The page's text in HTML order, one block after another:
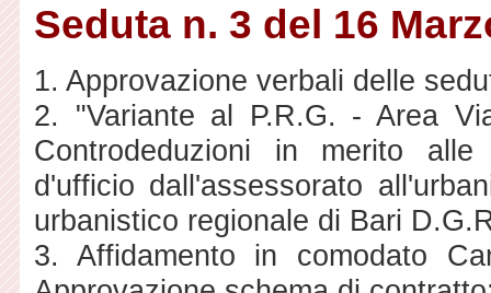
Seduta n. 3 del 16
1. Approvazione verbali delle
2. "Variante al P.R.G. - Area
Controdeduzioni in merito
d'ufficio dall'assessorato
urbanistico regionale di Bari
3. Affidamento in comodato